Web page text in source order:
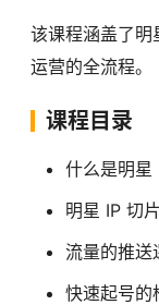
该课程涵盖了明
运营的全流程。
课程目录
什么是明星
明星 IP 切
流量的推送
快速起号的